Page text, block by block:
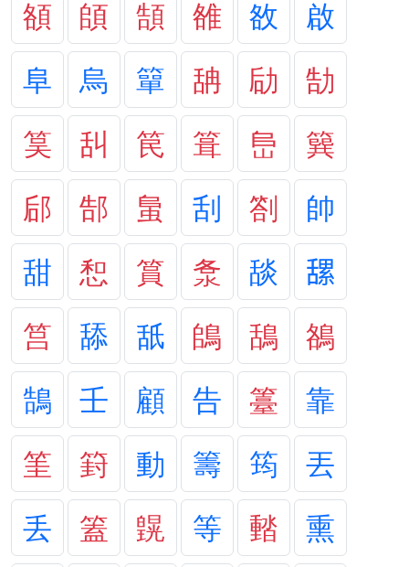
頟 頧 頶 雒 敋
啟
阜
烏 簞 舑 劶
勂
筽
舏 笢 箿 峊
簨
郈
郜 蛗 刮 劄
帥
甜
惒 篔 洜 舕
𦧲
筥
舔 舐 鴭 鴰
鵅
鵠
壬 顧 告 籉
靠
筀
篈 動 籌 筠
丟
丢
篕 皩 等 濌
熏